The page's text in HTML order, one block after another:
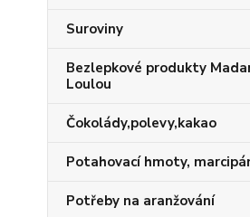
Suroviny
Bezlepkové produkty
Loulou
Čokolády,polevy,kakao
Potahovací hmoty,
Potřeby na aranžování